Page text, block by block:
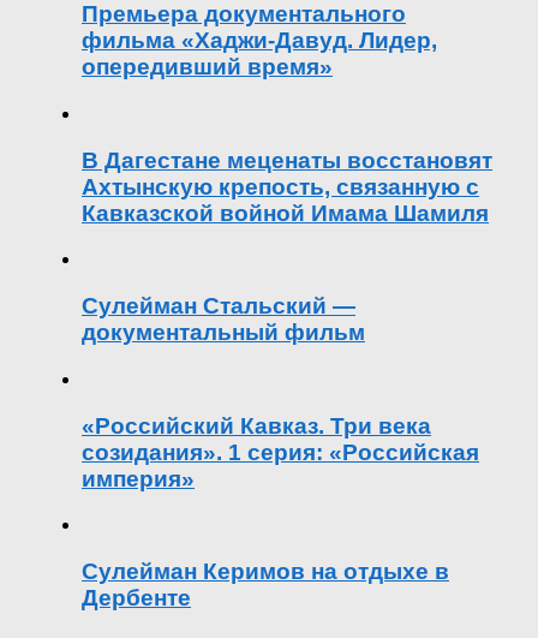
Премьера документального
фильма «Хаджи-Давуд. Лидер,
опередивший время»
В Дагестане меценаты восстановят
Ахтынскую крепость, связанную с
Кавказской войной Имама Шамиля
Сулейман Стальский —
документальный фильм
«Российский Кавказ. Три века
созидания». 1 серия: «Российская
империя»
Сулейман Керимов на отдыхе в
Дербенте